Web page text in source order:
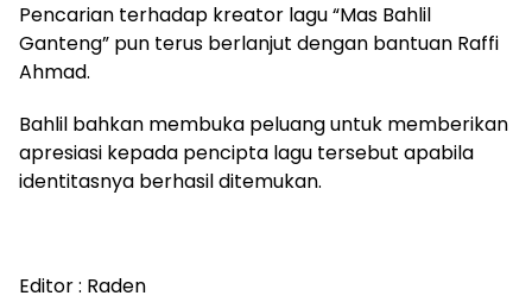
Pencarian terhadap kreator lagu “Mas Bahlil
Ganteng” pun terus berlanjut dengan bantuan Raffi
Ahmad.
Bahlil bahkan membuka peluang untuk memberikan
apresiasi kepada pencipta lagu tersebut apabila
identitasnya berhasil ditemukan.
Editor : Raden